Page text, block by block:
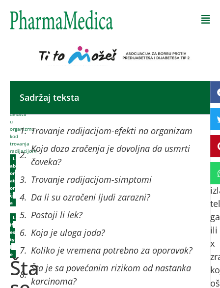
dešava
u
organizmu
kod
trovanja
radijacijom
L
ab
or
at
or
ij
a
L
if
es
ty
l
eŠta
Sadržaj teksta
Trovanje radijacijom-efekti na organizam
Koja doza zračenja je dovoljna da usmrti
čoveka?
Trovanje radijacijom-simptomi
Da li su ozračeni ljudi zarazni?
Postoji li lek?
Koja je uloga joda?
Koliko je vremena potrebno za oporavak?
Šta je sa povećanim rizikom od nastanka
karcinoma?
ili
x